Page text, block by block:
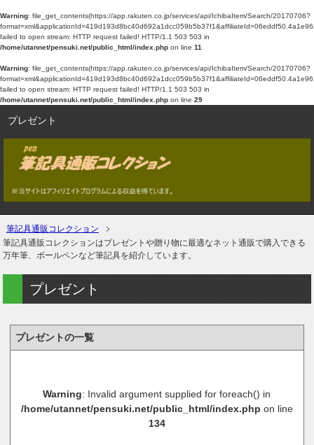
Warning: file_get_contents(https://app.rakuten.co.jp/services/api/IchibaItem/Search/20170706?
failed to open stream: HTTP request failed! HTTP/1.1 503 503 in
/home/utannet/pensuki.net/public_html/index.php on line 11
Warning: file_get_contents(https://app.rakuten.co.jp/services/api/IchibaItem/Search/20170706?
failed to open stream: HTTP request failed! HTTP/1.1 503 503 in
/home/utannet/pensuki.net/public_html/index.php on line 29
プレゼント
筆記具通販コレクション
筆記具通販コレクションはプレゼントや贈り物に最適なネット通販で購入できる
万年筆、ボールペンなど筆記具を紹介しています。
プレゼント
プレゼントの一覧
Warning: Invalid argument supplied for foreach() in
/home/utannet/pensuki.net/public_html/index.php on line
134